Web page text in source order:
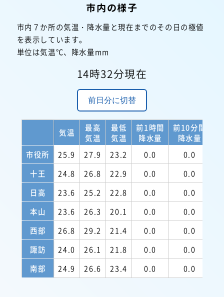
市内の様子
市内７か所の気温・降水量と現在までのその日の極値
を表示しています。
単位は気温℃、降水量mm
14時32分現在
前日分に切替
気温
最高
気温
最低
気温
前1時間
降水量
前10分間
降水量
市役所
25.9 27.9 23.2 0.0 0.0
十王
24.8 26.8 22.9 0.0 0.0
日高
23.6 25.2 22.8 0.0 0.0
本山
23.6 26.3 20.1 0.0 0.0
西部
26.8 29.2 21.4 0.0 0.0
諏訪
24.0 26.1 21.8 0.0 0.0
南部
24.9 26.6 23.4 0.0 0.0